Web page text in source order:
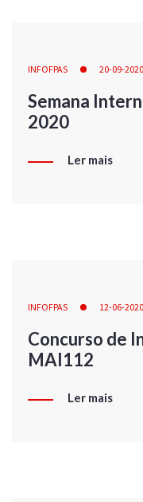
INFOFPAS 20-09-2020
Semana
2020
Ler mais
INFOFPAS 12-06-2020
Concurso de
MAI112
Ler mais